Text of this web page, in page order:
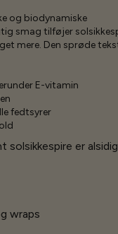
og biodynamiske
smag tilføjer
mere. Den sprøde
E-vitamin
fedtsyrer
solsikkespire er
wraps